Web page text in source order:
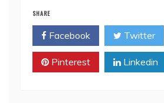
SHARE
Facebook Twitter
Pinterest Linkedin